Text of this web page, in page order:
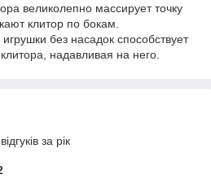
великолепно массирует точку
клитор по бокам.
без насадок способствует
надавливая на него.
за рік